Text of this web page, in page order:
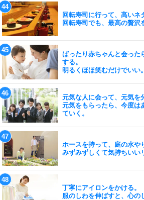
回転寿司に行って、高いネ
回転寿司でも、最高の贅沢
ばったり赤ちゃんと会った
する。
明るくほほ笑むだけでいい。
元気な人に会って、元気を
元気をもらったら、今度は
ていく。
ホースを持って、庭の水や
みずみずしくて気持ちいい
丁寧にアイロンをかける。
服のしわを伸ばすと、心の